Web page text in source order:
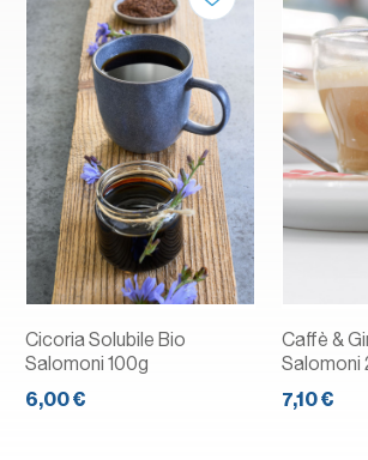
Cicoria Solubile Bio
Salomoni 100g
6,00 €
Caffè &
Salomoni
7,10 €